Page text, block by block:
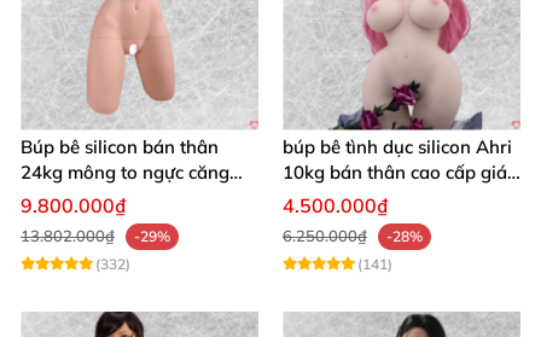
Búp bê silicon bán thân
24kg mông to ngực căng
âm đạo đàn hồi
9.800.000₫
13.802.000₫
-29%
(332)
búp bê tình dục silicon Ahri
10kg bán thân cao cấp giá
tốt
4.500.000₫
6.250.000₫
-28%
(141)